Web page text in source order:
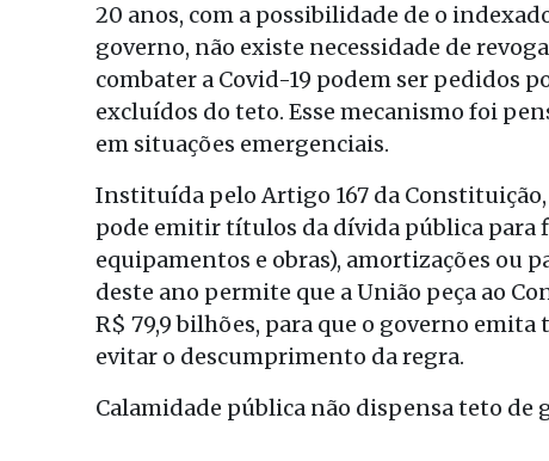
20 anos, com a possibilidade de o
governo, não existe necessidade de
combater a Covid-19 podem ser pedidos
excluídos do teto. Esse mecanismo foi
em situações emergenciais.
Instituída pelo Artigo 167 da Constituição,
pode emitir títulos da dívida pública para
equipamentos e obras), amortizações ou
deste ano permite que a União peça ao
R$ 79,9 bilhões, para que o governo
evitar o descumprimento da regra.
Calamidade pública não dispensa teto de